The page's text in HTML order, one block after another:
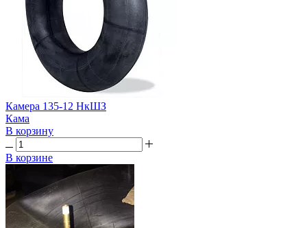
Камера 135-12 НкШЗ
Кама
В корзину
В корзине